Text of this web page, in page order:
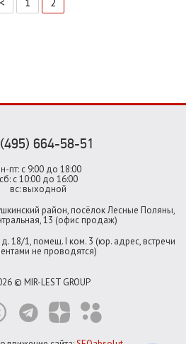
664-58-51
пт: с 9:00 до 18:00
сб: с 10:00 до 16:00
вс: выходной
район, посёлок Лесные Поляны,
13 (офис продаж)
18/1, помещ. I ком. 3 (юр. адрес, встречи
не проводятся)
© MIR-LEST GROUP